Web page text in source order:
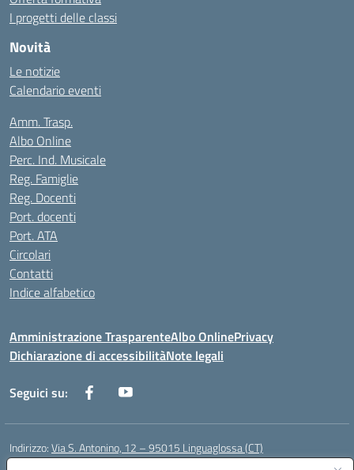
I progetti delle classi
Novità
Le notizie
Calendario eventi
Amm. Trasp.
Albo Online
Perc. Ind. Musicale
Reg. Famiglie
Reg. Docenti
Port. docenti
Port. ATA
Circolari
Contatti
Indice alfabetico
Amministrazione TrasparenteAlbo OnlinePrivacy
Dichiarazione di accessibilitàNote legali
Seguici su:
Indirizzo:Via S. Antonino, 12 – 95015 Linguaglossa (CT)
Centralino: